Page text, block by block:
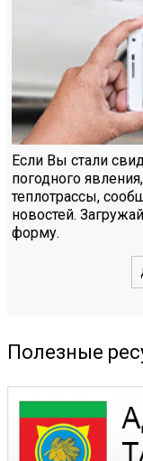
Если Вы стали
погодного
теплотрассы,
новостей.
форму.
Полезные